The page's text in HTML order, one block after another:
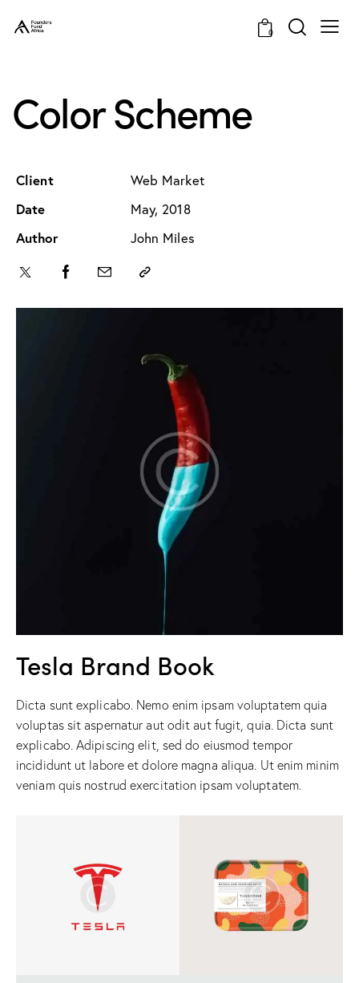
0
Color Scheme
Tesla Brand Book
Dicta sunt explicabo. Nemo enim ipsam voluptatem quia
voluptas sit aspernatur aut odit aut fugit, quia. Dicta sunt
explicabo. Adipiscing elit, sed do eiusmod tempor
incididunt ut labore et dolore magna aliqua. Ut enim minim
veniam quis nostrud exercitation ipsam voluptatem.
Client
Web Market
Date
May, 2018
Author
John Miles